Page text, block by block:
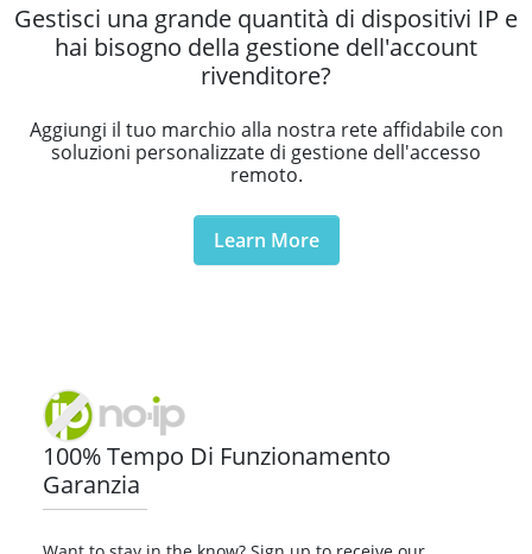
Gestisci una grande quantità di dispositivi IP e
hai bisogno della gestione dell'account
rivenditore?
Aggiungi il tuo marchio alla nostra rete affidabile con
soluzioni personalizzate di gestione dell'accesso
remoto.
Learn More
100% Tempo Di Funzionamento
Garanzia